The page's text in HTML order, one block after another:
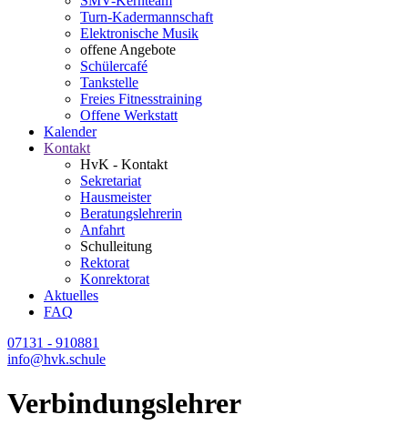
Turn-Kadermannschaft
Elektronische Musik
offene Angebote
Schülercafé
Tankstelle
Freies Fitnesstraining
Offene Werkstatt
Kalender
Kontakt
HvK - Kontakt
Sekretariat
Hausmeister
Beratungslehrerin
Anfahrt
Schulleitung
Rektorat
Konrektorat
Aktuelles
FAQ
07131 - 910881
info@hvk.schule
Verbindungslehrer